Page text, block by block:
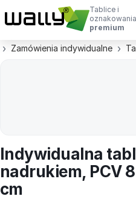
Tablice i
oznakowania
premium
Zamówienia indywidualne
Indywidualna
nadrukiem, PCV
cm